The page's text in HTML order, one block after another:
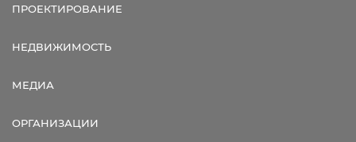
ПРОЕКТИРОВАНИЕ
НЕДВИЖИМОСТЬ
МЕДИА
ОРГАНИЗАЦИИ